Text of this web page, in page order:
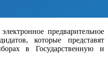
предварительное
которые представят
в Государственную и